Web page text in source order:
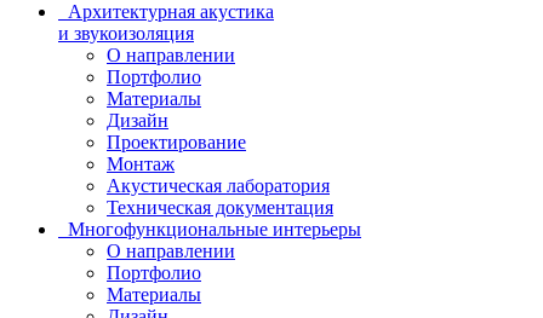
Архитектурная акустика
и звукоизоляция
О направлении
Портфолио
Материалы
Дизайн
Проектирование
Монтаж
Акустическая лаборатория
Техническая документация
Многофункциональные интерьеры
О направлении
Портфолио
Материалы